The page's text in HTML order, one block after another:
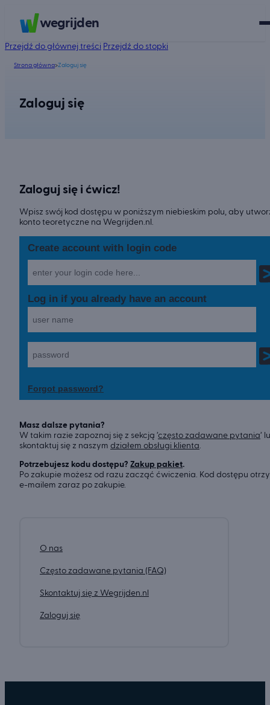
wegrijden
Przejdź do głównej treści Przejdź do stopki
Strona główna>Zaloguj się
Zaloguj się
O nas
Często zadawane pytania (FAQ)
Skontaktuj się z Wegrijden.nl
Zaloguj się
Zaloguj się i ćwicz!
Wpisz swój kod dostępu w poniższym niebieskim polu, aby
konto teoretyczne na Wegrijden.nl.
Masz dalsze pytania?
W takim razie zapoznaj się z sekcją ’często zadawane pytania’
skontaktuj się z naszym działem obsługi klienta
Potrzebujesz kodu dostępu? Zakup pakiet.
Po zakupie możesz od razu zacząć ćwiczenia. Kod dostępu
e-mailem zaraz po zakupie.